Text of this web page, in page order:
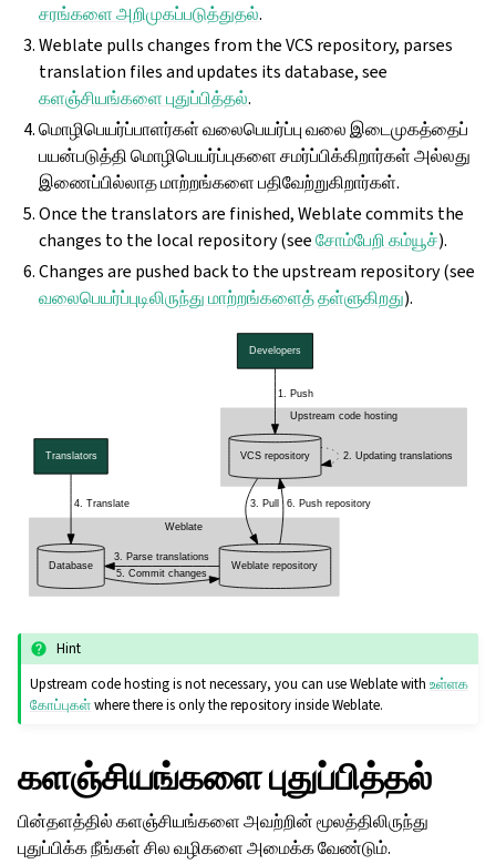
navigation of உள்ளமைவு வழிமுறைகள்
சரங்களை அறிமுகப்படுத்துதல்.
Weblate pulls changes from the VCS repository, parses
translation files and updates its database, see
களஞ்சியங்களை புதுப்பித்தல்.
மொழிபெயர்ப்பாளர்கள் வலைபெயர்ப்பு வலை இடைமுகத்தைப்
பயன்படுத்தி மொழிபெயர்ப்புகளை சமர்ப்பிக்கிறார்கள் அல்லது
இணைப்பில்லாத மாற்றங்களை பதிவேற்றுகிறார்கள்.
Once the translators are finished, Weblate commits the
changes to the local repository (seeசோம்பேறி கம்யூச்).
Changes are pushed back to the upstream repository (see
வலைபெயர்ப்புடிலிருந்து மாற்றங்களைத் தள்ளுகிறது).
Hint
Upstream code hosting is not necessary, you can use Weblate withஉள்ளக
கோப்புகள்where there is only the repository inside Weblate.
களஞ்சியங்களை புதுப்பித்தல்
பின்தளத்தில் களஞ்சியங்களை அவற்றின் மூலத்திலிருந்து
புதுப்பிக்க நீங்கள் சில வழிகளை அமைக்க வேண்டும்.